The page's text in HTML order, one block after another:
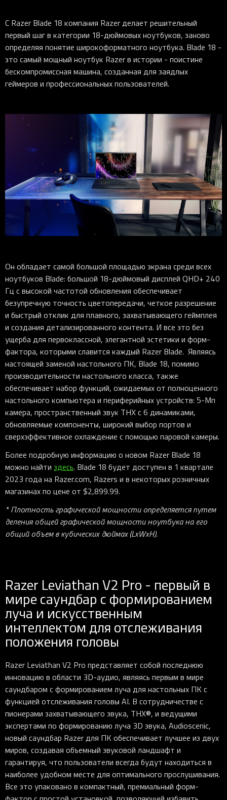
С Razer Blade 18 компания Razer делает решительный
первый шаг в категории 18-дюймовых ноутбуков, заново
определяя понятие широкоформатного ноутбука. Blade 18 -
это самый мощный ноутбук Razer в истории - поистине
бескомпромиссная машина, созданная для заядлых
геймеров и профессиональных пользователей.
Он обладает самой большой площадью экрана среди всех
ноутбуков Blade: большой 18-дюймовый дисплей QHD+ 240
Гц с высокой частотой обновления обеспечивает
безупречную точность цветопередачи, четкое разрешение
и быстрый отклик для плавного, захватывающего геймплея
и создания детализированного контента. И все это без
ущерба для первоклассной, элегантной эстетики и форм-
фактора, которыми славится каждый Razer Blade. Являясь
настоящей заменой настольного ПК, Blade 18, помимо
производительности настольного класса, также
обеспечивает набор функций, ожидаемых от полноценного
настольного компьютера и периферийных устройств: 5-Мп
камера, пространственный звук THX с 6 динамиками,
обновляемые компоненты, широкий выбор портов и
сверхэффективное охлаждение с помощью паровой камеры.
Более подробную информацию о новом Razer Blade 18
можно найти здесь. Blade 18 будет доступен в 1 квартале
2023 года на Razer.com, Razers и в некоторых розничных
магазинах по цене от $2,899.99.
* Плотность графической мощности определяется путем
деления общей графической мощности ноутбука на его
общий объем в кубических дюймах (LxWxH).
Razer Leviathan V2 Pro - первый в
мире саундбар с формированием
луча и искусственным
интеллектом для отслеживания
положения головы
Razer Leviathan V2 Pro представляет собой последнюю
инновацию в области 3D-аудио, являясь первым в мире
саундбаром с формированием луча для настольных ПК с
функцией отслеживания головы AI. В сотрудничестве с
пионерами захватывающего звука, THX®, и ведущими
экспертами по формированию луча 3D звука, Audioscenic,
новый саундбар Razer для ПК обеспечивает лучшее из двух
миров, создавая объемный звуковой ландшафт и
гарантируя, что пользователи всегда будут находиться в
наиболее удобном месте для оптимального прослушивания.
Все это упаковано в компактный, премиальный форм-